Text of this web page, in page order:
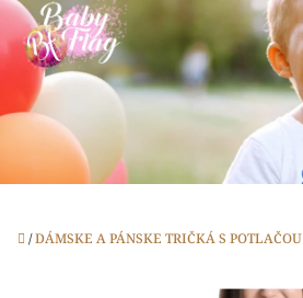
Domov
/DÁMSKE A PÁNSKE TRIČKÁ S POTLAČOU